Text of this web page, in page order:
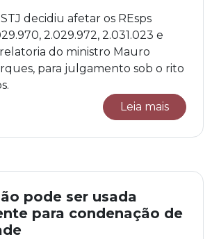
STJ decidiu afetar os REsps
2.029.972, 2.031.023 e
relatoria do ministro Mauro
para julgamento sob o rito
Leia mais
pode ser usada
para condenação de